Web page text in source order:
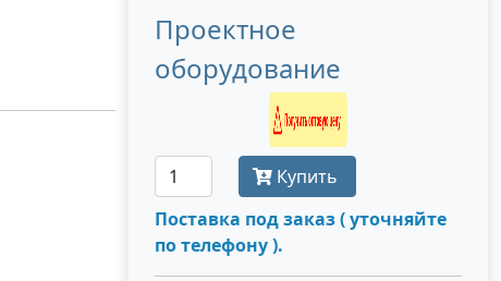
Проектное
оборудование
Получить оптовую цену
Купить
Поставка под заказ ( уточняйте
по телефону ).